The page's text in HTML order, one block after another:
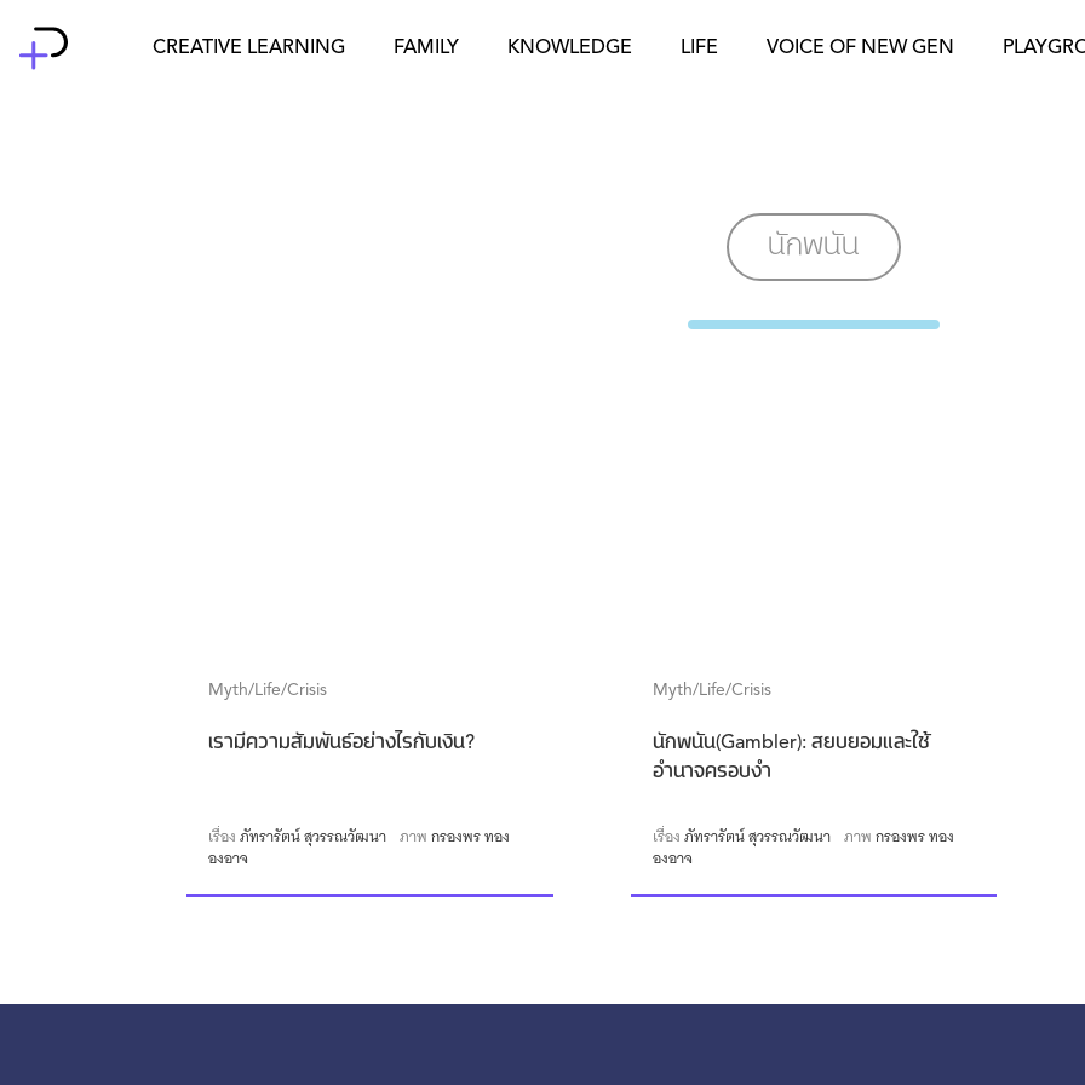
content
CREATIVE LEARNING FAMILY KNOWLEDGE LIFE VOICE OF NEW GEN
นักพนัน
Myth/Life/Crisis
เรามีความสัมพันธ์อย่างไรกับเงิน?
เรื่องภัทรารัตน์ สุวรรณวัฒนา ภาพกรองพร ทอง
องอาจ
Myth/Life/Crisis
นักพนัน(Gambler): สยบยอมและใช้
อำนาจครอบงำ
เรื่องภัทรารัตน์ สุวรรณวัฒนา ภาพกรองพร ทอง
องอาจ